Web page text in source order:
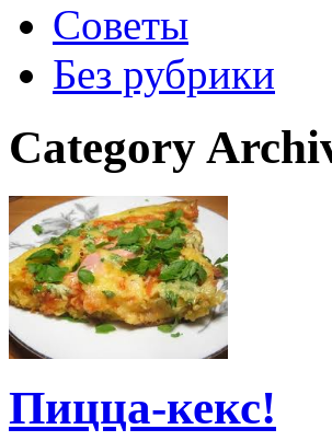
Советы
Без рубрики
Category
Пицца-кекс!